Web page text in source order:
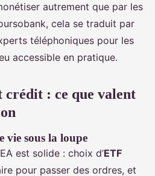
autrement que par les
cela se traduit par
téléphoniques pour les
accessible en pratique.
crédit : ce que valent
vie sous la loupe
est solide : choix d’ETF
pour passer des ordres, et